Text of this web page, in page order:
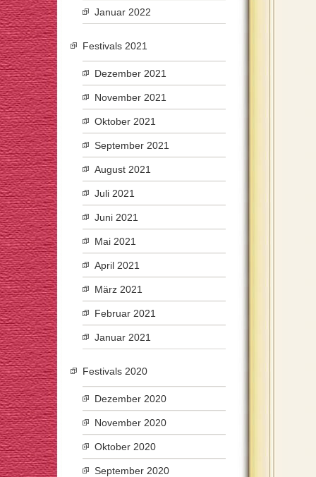
Januar 2022
Festivals 2021
Dezember 2021
November 2021
Oktober 2021
September 2021
August 2021
Juli 2021
Juni 2021
Mai 2021
April 2021
März 2021
Februar 2021
Januar 2021
Festivals 2020
Dezember 2020
November 2020
Oktober 2020
September 2020